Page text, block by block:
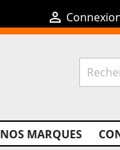

NOS MARQUES